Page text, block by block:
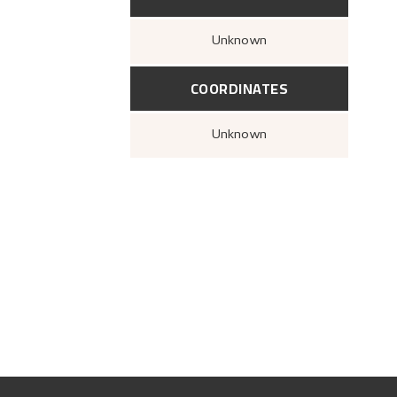
Unknown
COORDINATES
Unknown